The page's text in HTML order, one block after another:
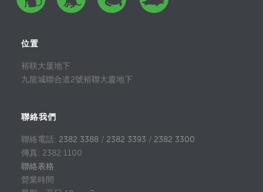
位置
裕联大厦地下
九龍城聯合道2號裕聯大廈地下
聯絡我們
聯絡電話: 2382 3388/ 2382 3393 / 2382 3300
傳真: 2382 1100
聯絡表格
營業時間